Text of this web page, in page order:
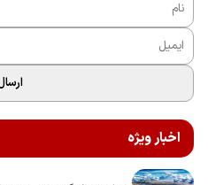
اخبار ویژه